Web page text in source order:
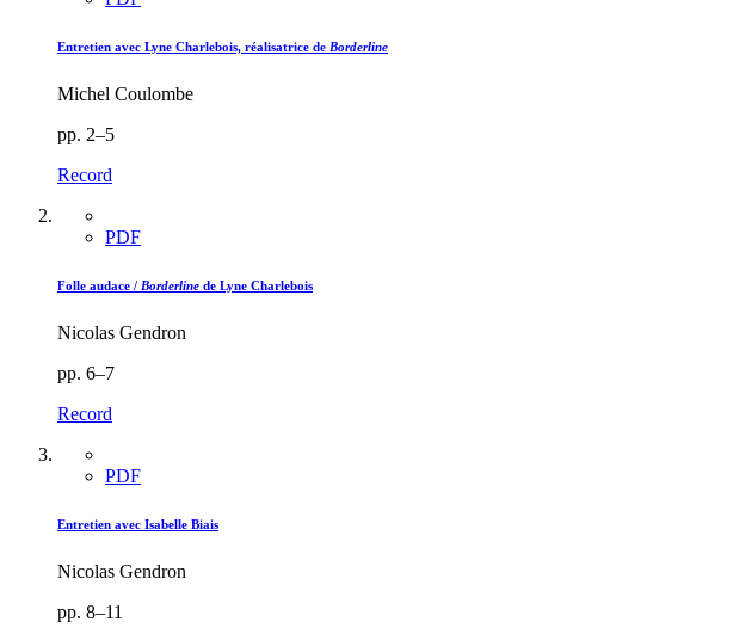
Entretien avec Lyne Charlebois, réalisatrice de Borderline
Michel Coulombe
pp. 2–5
Record
PDF
Folle audace / Borderline de Lyne Charlebois
Nicolas Gendron
pp. 6–7
Record
PDF
Entretien avec Isabelle Biais
Nicolas Gendron
pp. 8–11